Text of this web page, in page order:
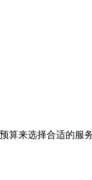
来选择合适的服